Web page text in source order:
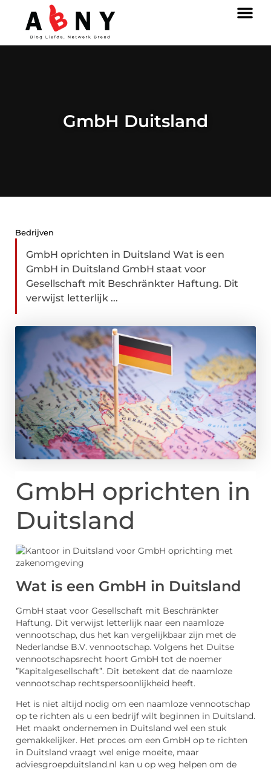
GmbH Duitsland
Bedrijven
GmbH oprichten in Duitsland Wat is een
GmbH in Duitsland GmbH staat voor
Gesellschaft mit Beschränkter Haftung. Dit
verwijst letterlijk ...
GmbH oprichten in
Duitsland
Wat is een GmbH in Duitsland
GmbH staat voor Gesellschaft mit Beschränkter
Haftung. Dit verwijst letterlijk naar een naamloze
vennootschap, dus het kan vergelijkbaar zijn met de
Nederlandse B.V. vennootschap. Volgens het Duitse
vennootschapsrecht hoort GmbH tot de noemer
”Kapitalgesellschaft”. Dit betekent dat de naamloze
vennootschap rechtspersoonlijkheid heeft.
Het is niet altijd nodig om een naamloze vennootschap
op te richten als u een bedrijf wilt beginnen in Duitsland.
Het maakt ondernemen in Duitsland wel een stuk
gemakkelijker. Het proces om een GmbH op te richten
in Duitsland vraagt wel enige moeite, maar
adviesgroepduitsland.nl kan u op weg helpen om de